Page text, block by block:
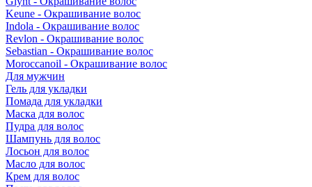
Keune - Окрашивание волос
Indola - Окрашивание волос
Revlon - Окрашивание волос
Sebastian - Окрашивание волос
Moroccanoil - Окрашивание волос
Для мужчин
Гель для укладки
Помада для укладки
Маска для волос
Пудра для волос
Шампунь для волос
Лосьон для волос
Масло для волос
Крем для волос